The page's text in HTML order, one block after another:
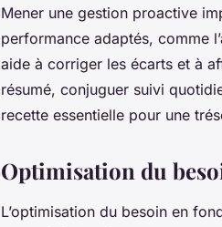
Mener une gestion proactive
performance adaptés, comme
aide à corriger les écarts et à
résumé, conjuguer suivi
recette essentielle pour une
Optimisation du
L’optimisation du besoin en